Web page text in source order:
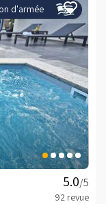
d'armée
/5